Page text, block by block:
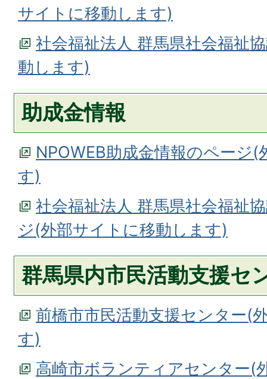
サイトに移動します)
社会福祉法人 群馬県社会福祉
動します)
助成金情報
NPOWEB助成金情報のページ
す)
社会福祉法人 群馬県社会福祉
ジ(外部サイトに移動します)
群馬県内市民活動支援セ
前橋市市民活動支援センター(
す)
高崎市ボランティアセンター(